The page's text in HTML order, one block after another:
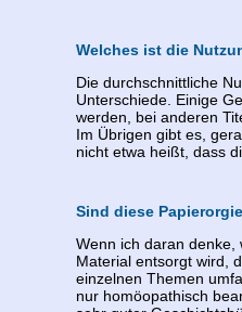
Welches ist die
Die durchschnittliche
Unterschiede. Einige
werden, bei anderen
Im Übrigen gibt es,
nicht etwa heißt, dass
Sind diese
Wenn ich daran denke,
Material entsorgt wird,
einzelnen Themen
nur homöopathisch